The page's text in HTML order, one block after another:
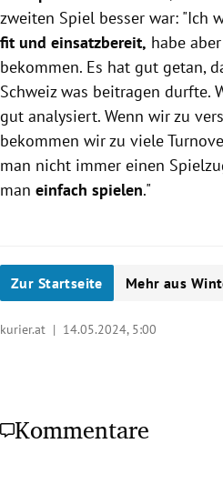
14. Mai, 20.20:
16. Mai, 20.20:
17. Mai, 20.20:
19. Mai, 16.20:
21. Mai, 12.20:
zweiten Spiel besser war: "Ich
fit und einsatzbereit, habe
bekommen. Es hat gut getan,
Schweiz was beitragen durfte.
gut analysiert. Wenn wir zu
bekommen wir zu viele
man nicht immer einen
man einfach spielen."
Zur Startseite Mehr aus
kurier.at | 14.05.2024, 5:00
Kommentare